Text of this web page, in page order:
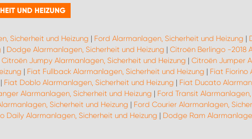
UND HEIZUNG
Sicherheit und Heizung | Ford Alarmanlagen, Sicherheit und Heizung |
| Dodge Alarmanlagen, Sicherheit und Heizung | Citroën Berlingo -2018
Citroën Jumpy Alarmanlagen, Sicherheit und Heizung | Citroën Jumper
| Fiat Fullback Alarmanlagen, Sicherheit und Heizung | Fiat Fiorino
| Fiat Doblo Alarmanlagen, Sicherheit und Heizung | Fiat Ducato
Alarmanlagen, Sicherheit und Heizung | Ford Transit
Sicherheit und Heizung | Ford Courier Alarmanlagen,
Daily Alarmanlagen, Sicherheit und Heizung | Dodge Ram